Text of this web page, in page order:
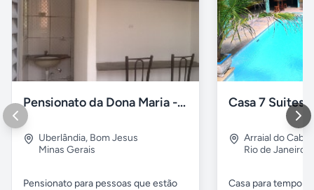
Pensionato da Dona Maria - Uberlândia/MG
Uberlândia, Bom Jesus
Minas Gerais
Pensionato para pessoas que estão
Arraial do Cabo
Rio de Janeiro
Casa para